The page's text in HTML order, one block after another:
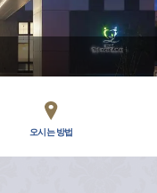
오시는 방법